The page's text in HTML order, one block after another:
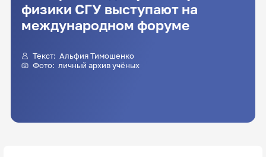
физики СГУ выступают на
международном форуме
Текст: Альфия Тимошенко
Фото: личный архив учёных